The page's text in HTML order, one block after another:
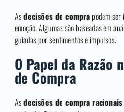
Asdecisões de comprapodem ser
emoção. Algumas são baseadas em
guiadas por sentimentos e impulsos.
O Papel da Razão
de Compra
Asdecisões de compra racionais